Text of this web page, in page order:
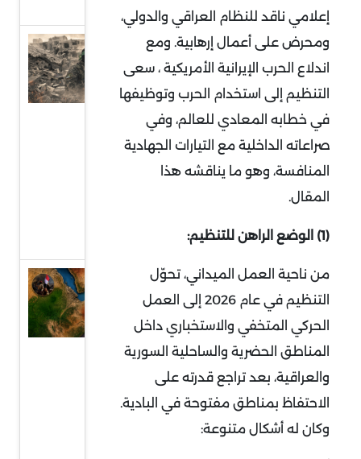
إعلامي ناقد للنظام العراقي والدولي،
ومحرض على أعمال إرهابية. ومع
اندلاع الحرب الإيرانية الأمريكية ، سعى
التنظيم إلى استخدام الحرب وتوظيفها
في خطابه المعادي للعالم، وفي
صراعاته الداخلية مع التيارات الجهادية
المنافسة، وهو ما يناقشه هذا
المقال.
(1) الوضع الراهن للتنظيم:
من ناحية العمل الميداني، تحوّل
التنظيم في عام 2026 إلى العمل
الحركي المتخفي والاستخباري داخل
المناطق الحضرية والساحلية السورية
والعراقية، بعد تراجع قدرته على
الاحتفاظ بمناطق مفتوحة في البادية.
وكان له أشكال متنوعة:
حماس
وقطاع
غزة..
واقع
صعب
السودان
في قلب
التمدد
الإيراني:
معركة
النفوذ